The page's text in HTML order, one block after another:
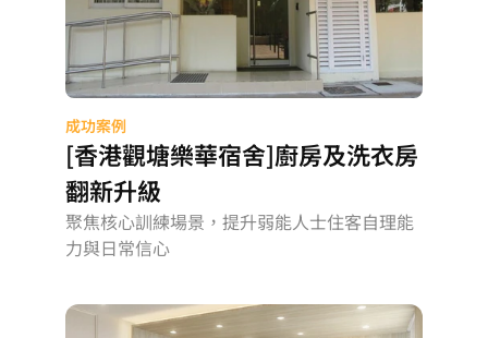
成功案例
[香港觀塘樂華宿舍]廚房及洗衣房
翻新升級
聚焦核心訓練場景，提升弱能人士住客自理能
力與日常信心